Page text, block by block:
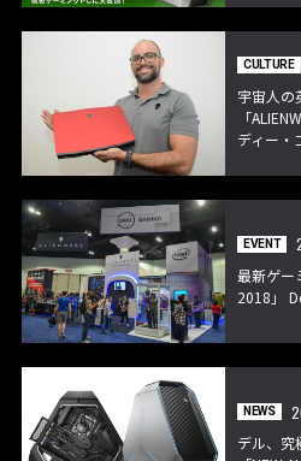
CULTURE
宇宙人の
「
ディー・
EVENT
最新ゲー
2018」
NEWS
デル、究